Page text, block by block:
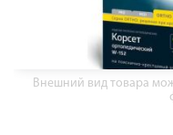
Внешний вид товара